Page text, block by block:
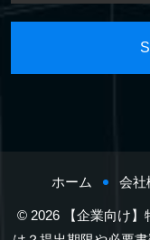
ホーム 会社
© 2026 【企業向け】